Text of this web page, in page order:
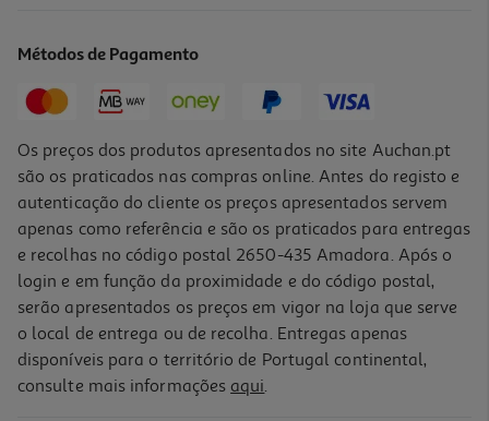
Aparador De Barba Qilive Q.7212 Grooming Set Com 9 Acessórios
Métodos de Pagamento
Os preços dos produtos apresentados no site Auchan.pt
são os praticados nas compras online. Antes do registo e
autenticação do cliente os preços apresentados servem
apenas como referência e são os praticados para entregas
e recolhas no código postal 2650-435 Amadora. Após o
login e em função da proximidade e do código postal,
serão apresentados os preços em vigor na loja que serve
o local de entrega ou de recolha. Entregas apenas
disponíveis para o território de Portugal continental,
consulte mais informações aqui.